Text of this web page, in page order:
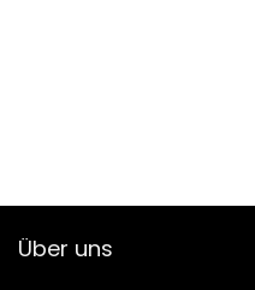
Über uns